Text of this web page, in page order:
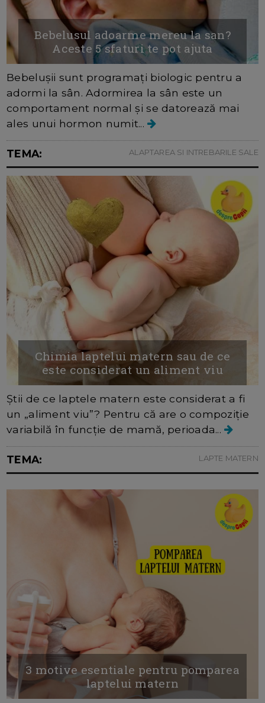
Bebelusul adoarme mereu la san?
Aceste 5 sfaturi te pot ajuta
Bebelușii sunt programați biologic pentru a
adormi la sân. Adormirea la sân este un
comportament normal și se datorează mai
ales unui hormon numit...
TEMA: ALAPTAREA SI INTREBARILE SALE
Chimia laptelui matern sau de ce
este considerat un aliment viu
Știi de ce laptele matern este considerat a fi
un „aliment viu”? Pentru că are o compoziție
variabilă în funcție de mamă, perioada...
TEMA: LAPTE MATERN
3 motive esentiale pentru pomparea
laptelui matern